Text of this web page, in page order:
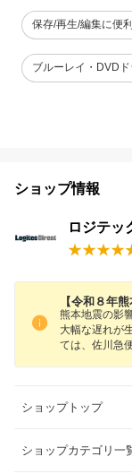
保存/再生/編集に便
ブルーレイ・DVD
ショップ情報
ロジテッ
【令和８年
熊本地震の影
大幅な遅れが
ては、佐川急
ショップトップ
ショップカテゴリ一